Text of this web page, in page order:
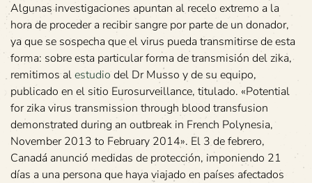
Algunas investigaciones apuntan al recelo extremo a la
hora de proceder a recibir sangre por parte de un donador,
ya que se sospecha que el virus pueda transmitirse de esta
forma: sobre esta particular forma de transmisión del zika,
remitimos alestudiodel Dr Musso y de su equipo,
publicado en el sitio Eurosurveillance, titulado. «Potential
for zika virus transmission through blood transfusion
demonstrated during an outbreak in French Polynesia,
November 2013 to February 2014». El 3 de febrero,
Canadá anunció medidas de protección, imponiendo 21
días a una persona que haya viajado en países afectados